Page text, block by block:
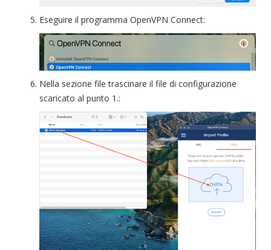
Eseguire il programma OpenVPN Connect:
Nella sezione file trascinare il file di configurazione
scaricato al punto 1.: